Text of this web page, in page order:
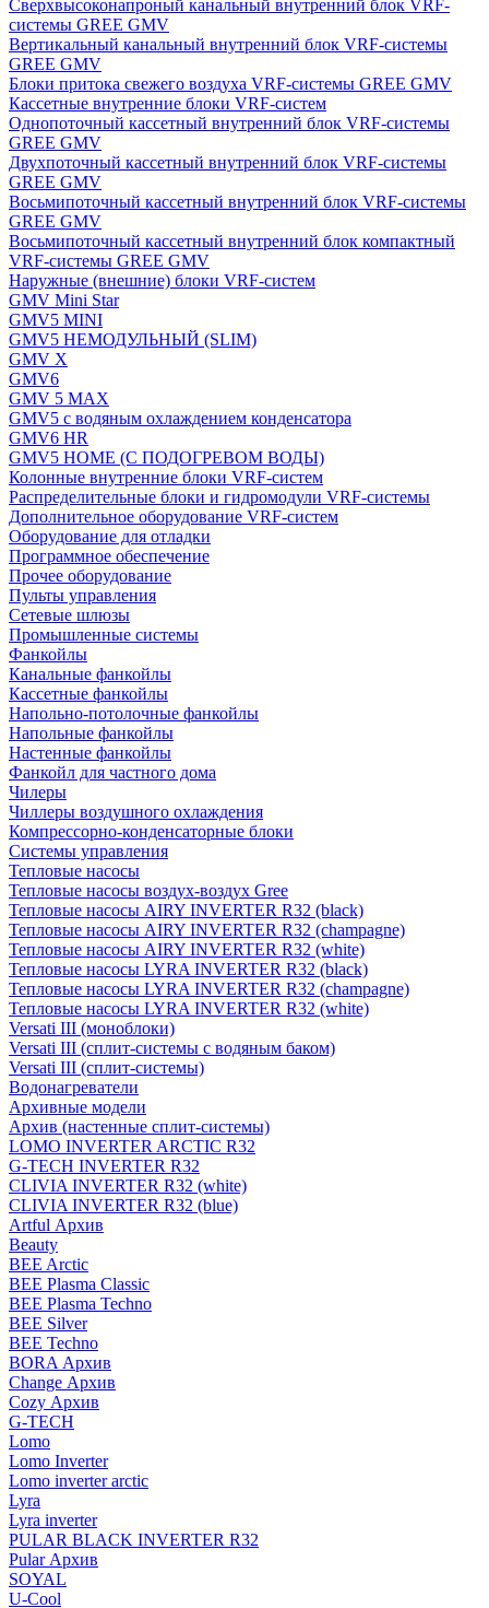
Сверхвысоконапроный канальный внутренний блок VRF-
системы GREE GMV
Вертикальный канальный внутренний блок VRF-системы
GREE GMV
Блоки притока свежего воздуха VRF-системы GREE GMV
Кассетные внутренние блоки VRF-систем
Однопоточный кассетный внутренний блок VRF-системы
GREE GMV
Двухпоточный кассетный внутренний блок VRF-системы
GREE GMV
Восьмипоточный кассетный внутренний блок VRF-системы
GREE GMV
Восьмипоточный кассетный внутренний блок компактный
VRF-системы GREE GMV
Наружные (внешние) блоки VRF-систем
GMV Mini Star
GMV5 MINI
GMV5 НЕМОДУЛЬНЫЙ (SLIM)
GMV X
GMV6
GMV 5 MAX
GMV5 с водяным охлаждением конденсатора
GMV6 HR
GMV5 HOME (С ПОДОГРЕВОМ ВОДЫ)
Колонные внутренние блоки VRF-систем
Распределительные блоки и гидромодули VRF-системы
Дополнительное оборудование VRF-систем
Оборудование для отладки
Программное обеспечение
Прочее оборудование
Пульты управления
Сетевые шлюзы
Промышленные системы
Фанкойлы
Канальные фанкойлы
Кассетные фанкойлы
Напольно-потолочные фанкойлы
Напольные фанкойлы
Настенные фанкойлы
Фанкойл для частного дома
Чилеры
Чиллеры воздушного охлаждения
Компрессорно-конденсаторные блоки
Системы управления
Тепловые насосы
Тепловые насосы воздух-воздух Gree
Тепловые насосы AIRY INVERTER R32 (black)
Тепловые насосы AIRY INVERTER R32 (champagne)
Тепловые насосы AIRY INVERTER R32 (white)
Тепловые насосы LYRA INVERTER R32 (black)
Тепловые насосы LYRA INVERTER R32 (champagne)
Тепловые насосы LYRA INVERTER R32 (white)
Versati III (моноблоки)
Versati III (сплит-системы с водяным баком)
Versati III (сплит-системы)
Водонагреватели
Архивные модели
Архив (настенные сплит-системы)
LOMO INVERTER ARCTIC R32
G-TECH INVERTER R32
CLIVIA INVERTER R32 (white)
CLIVIA INVERTER R32 (blue)
Artful Архив
Beauty
BEE Arctic
BEE Plasma Classic
BEE Plasma Techno
BEE Silver
BEE Techno
BORA Архив
Change Архив
Cozy Архив
G-TECH
Lomo
Lomo Inverter
Lomo inverter arctic
Lyra
Lyra inverter
PULAR BLACK INVERTER R32
Pular Архив
SOYAL
U-Cool